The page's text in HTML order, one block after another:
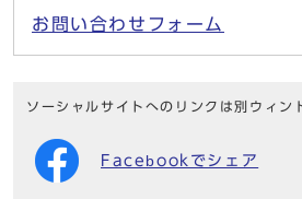
お問い合わせフォーム
ソーシャルサイトへのリンクは別ウィン
Facebookでシェア